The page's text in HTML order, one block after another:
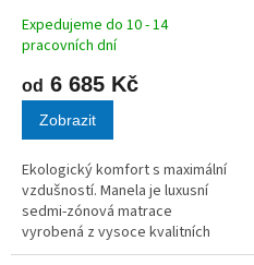
Expedujeme do 10 - 14
pracovních dní
od 6 685 Kč
Zobrazit
Ekologický komfort s maximální
vzdušností. Manela je luxusní
sedmi-zónová matrace
vyrobená z vysoce kvalitních
pěn o hustotě 40 kg/m³ s 20%